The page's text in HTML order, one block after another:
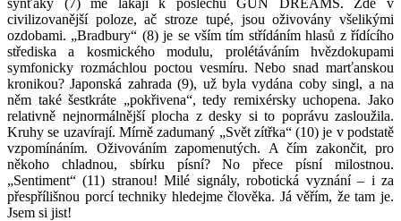
civilizovanější poloze, ač stroze tupé, jsou oživovány všelikými
ozdobami. „Bradbury“ (8) je se vším tím střídáním hlasů z řídícího
střediska a kosmického modulu, prolétáváním hvězdokupami
symfonicky rozmáchlou poctou vesmíru. Nebo snad marťanskou
kronikou? Japonská zahrada (9), už byla vydána coby singl, a na
něm také šestkráte „pokřivena“, tedy remixérsky uchopena. Jako
relativně nejnormálnější plocha z desky si to poprávu zasloužila.
Kruhy se uzavírají. Mírně zadumaný „Svět zítřka“ (10) je v podstatě
vzpomínáním. Oživováním zapomenutých. A čím zakončit, pro
někoho chladnou, sbírku písní? No přece písní milostnou.
„Sentiment“ (11) stranou! Milé signály, robotická vyznání – i za
přespřílišnou porcí techniky hledejme člověka. Já věřím, že tam je.
Jsem si jist!